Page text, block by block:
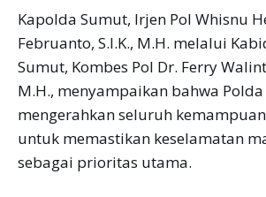
Kapolda Sumut, Irjen Pol Whisnu
Februanto, S.I.K., M.H. melalui
Sumut, Kombes Pol Dr. Ferry
M.H., menyampaikan bahwa
mengerahkan seluruh
untuk memastikan keselamatan
sebagai prioritas utama.